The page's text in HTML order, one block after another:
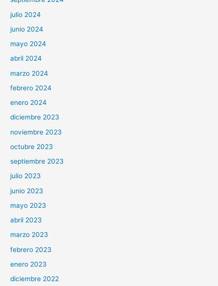
julio 2024
junio 2024
mayo 2024
abril 2024
marzo 2024
febrero 2024
enero 2024
diciembre 2023
noviembre 2023
octubre 2023
septiembre 2023
julio 2023
junio 2023
mayo 2023
abril 2023
marzo 2023
febrero 2023
enero 2023
diciembre 2022